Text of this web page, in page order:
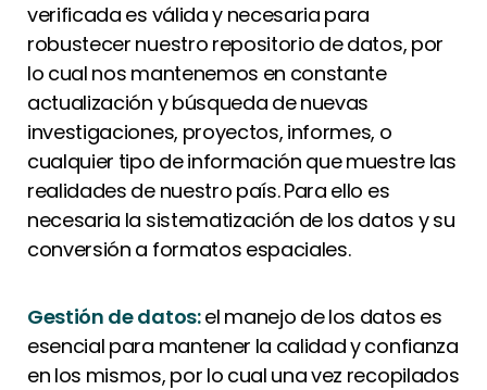
verificada es válida y necesaria para
robustecer nuestro repositorio de datos, por
lo cual nos mantenemos en constante
actualización y búsqueda de nuevas
investigaciones, proyectos, informes, o
cualquier tipo de información que muestre las
realidades de nuestro país. Para ello es
necesaria la sistematización de los datos y su
conversión a formatos espaciales.
Gestión de datos:el manejo de los datos es
esencial para mantener la calidad y confianza
en los mismos, por lo cual una vez recopilados